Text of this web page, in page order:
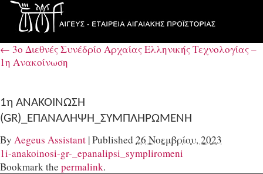
← 3ο Διεθνές Συνέδρίο Αρχαίας Ελληνικής Τεχνολογίας –
1η Ανακοίνωση
1η ΑΝΑΚΟΙΝΩΣΗ
(GR)_ΕΠΑΝΑΛΗΨΗ_ΣΥΜΠΛΗΡΩΜΕΝΗ
By Aegeus Assistant |Published 26 Νοεμβρίου, 2023
1i-anakoinosi-gr-_epanalipsi_sympliromeni
Bookmark the permalink.